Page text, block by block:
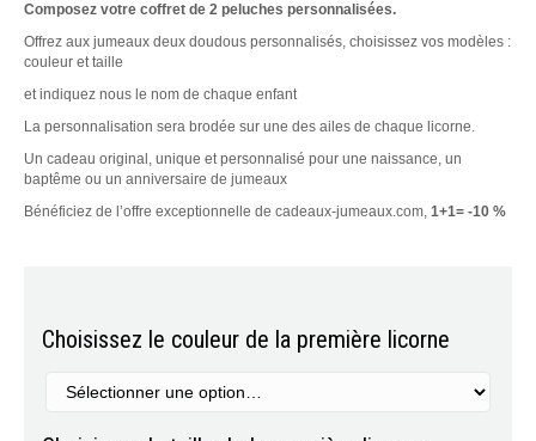
Composez votre coffret de 2 peluches personnalisées.
Offrez aux jumeaux deux doudous personnalisés, choisissez vos modèles :
couleur et taille
et indiquez nous le nom de chaque enfant
La personnalisation sera brodée sur une des ailes de chaque licorne.
Un cadeau original, unique et personnalisé pour une naissance, un
baptême ou un anniversaire de jumeaux
Bénéficiez de l’offre exceptionnelle de cadeaux-jumeaux.com, 1+1= -10 %
Choisissez le couleur de la première licorne